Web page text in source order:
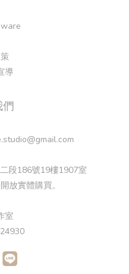
導
們
段186號19樓1907室
放實體購買。
室